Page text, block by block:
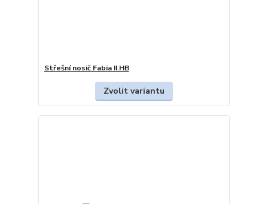
Střešní nosič Fabia II.HB
Zvolit variantu